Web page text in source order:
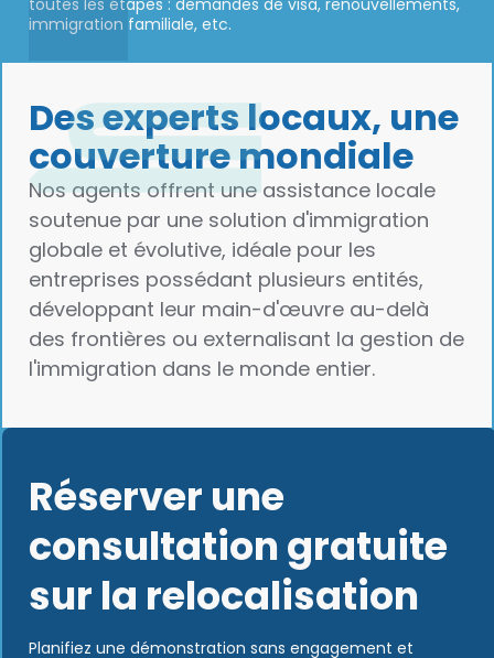
immigration familiale, etc.
Des experts locaux, une
couverture mondiale
Nos agents offrent une assistance locale
soutenue par une solution d'immigration
globale et évolutive, idéale pour les
entreprises possédant plusieurs entités,
développant leur main-d'œuvre au-delà
des frontières ou externalisant la gestion de
l'immigration dans le monde entier.
Réserver une
consultation gratuite
sur la relocalisation
Planifiez une démonstration sans engagement et